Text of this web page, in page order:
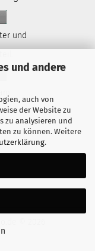
und andere
auch von
der Website zu
zu analysieren und
zu können. Weitere
.
und